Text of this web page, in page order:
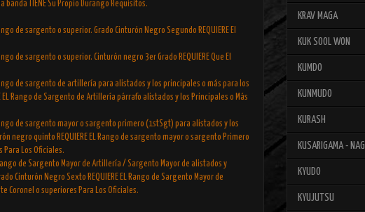
TIENE Su Propio Durango Requisitos.
de sargento o superior. Grado Cinturón Negro Segundo REQUIERE El
de sargento o superior. Cinturón negro 3er Grado REQUIERE Que El
de sargento de artillería para alistados y los principales o más para los
EL Rango de Sargento de Artillería párrafo alistados y los Principales o Más
de sargento mayor o sargento primero (1stSgt) para alistados y los
negro quinto REQUIERE EL Rango de sargento mayor o sargento Primero
Los Oficiales.
de Sargento Mayor de Artillería / Sargento Mayor de alistados y
Cinturón Negro Sexto REQUIERE EL Rango de Sargento Mayor de
Coronel o superiores Para Los Oficiales.
KRAV MAGA
KUK SOOL WON
KUMDO
KUNMUDO
KURASH
KUSARIGAMA -
KYUDO
KYUJUTSU